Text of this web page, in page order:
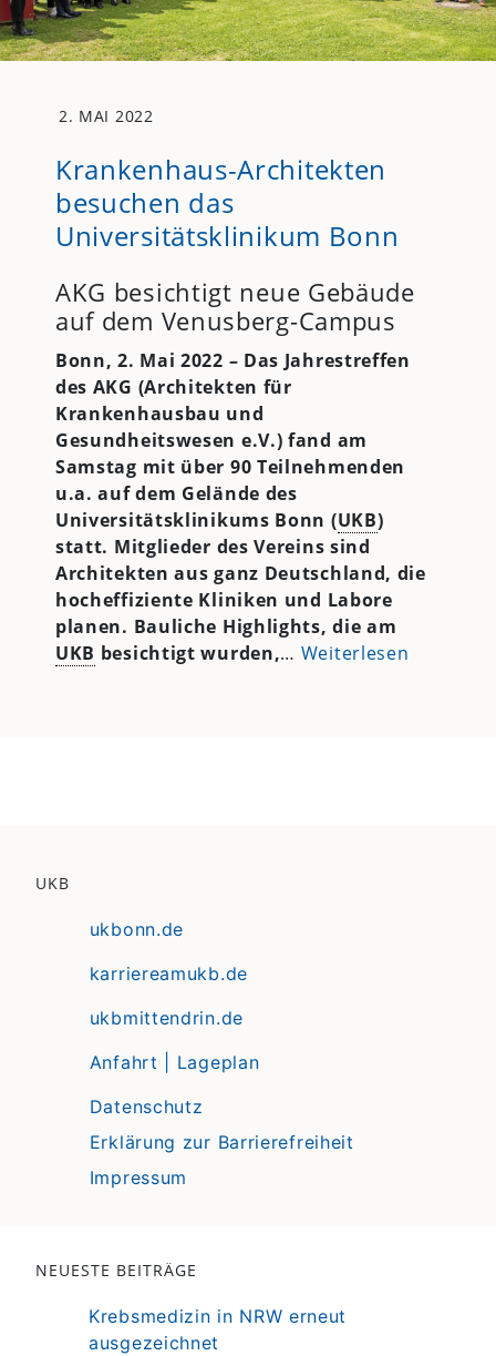
2. MAI 2022
Krankenhaus-Architekten
besuchen das
Universitätsklinikum Bonn
AKG besichtigt neue Gebäude
auf dem Venusberg-Campus
Bonn, 2. Mai 2022 – Das Jahrestreffen
des AKG (Architekten für
Krankenhausbau und
Gesundheitswesen e.V.) fand am
Samstag mit über 90 Teilnehmenden
u.a. auf dem Gelände des
Universitätsklinikums Bonn (UKB)
statt. Mitglieder des Vereins sind
Architekten aus ganz Deutschland, die
hocheffiziente Kliniken und Labore
planen. Bauliche Highlights, die am
UKB besichtigt wurden,… Weiterlesen
UKB
ukbonn.de
karriereamukb.de
ukbmittendrin.de
Anfahrt | Lageplan
Datenschutz
Erklärung zur Barrierefreiheit
Impressum
NEUESTE BEITRÄGE
Krebsmedizin in NRW erneut
ausgezeichnet